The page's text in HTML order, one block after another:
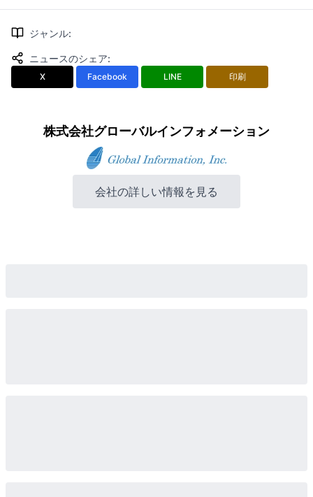
ジャンル:
ニュースのシェア:
X Facebook LINE 印刷
株式会社グローバルインフォメーション
会社の詳しい情報を見る